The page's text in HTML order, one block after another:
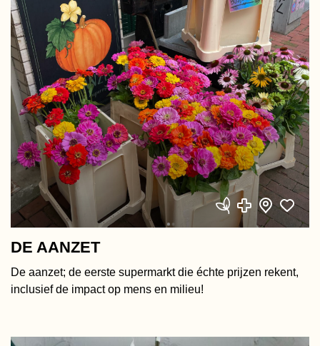
DE AANZET
De aanzet; de eerste supermarkt die échte prijzen rekent,
inclusief de impact op mens en milieu!